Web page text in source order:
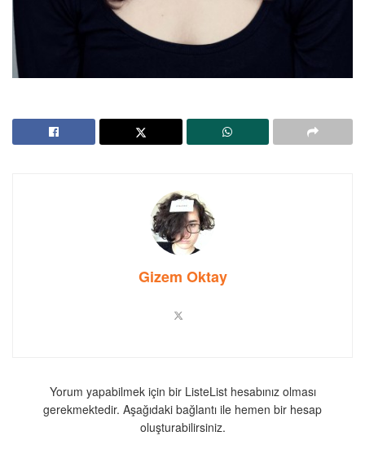
Gizem Oktay
Yorum yapabilmek için bir ListeList hesabınız olması
gerekmektedir. Aşağıdaki bağlantı ile hemen bir hesap
oluşturabilirsiniz.